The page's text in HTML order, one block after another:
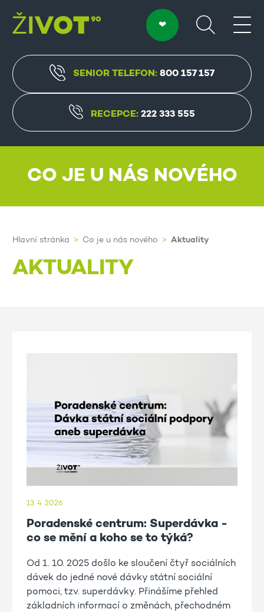
SENIOR TELEFON:800 157 157
RECEPCE:222 333 555
CO JE U NÁS NOVÉHO
Hlavní stránka Co je u nás nového Aktuality
AKTUALITY
13. 4. 2026
Poradenské centrum: Superdávka -
co se mění a koho se to týká?
Od 1. 10. 2025 došlo ke sloučení čtyř sociálních
dávek do jedné nové dávky státní sociální
pomoci, tzv. superdávky. Přinášíme přehled
základních informací o změnách, přechodném